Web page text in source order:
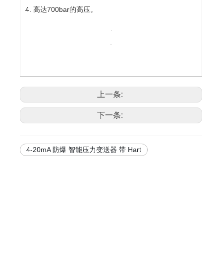
4. 高达700bar的高压。
上一条:
下一条:
4-20mA 防爆 智能压力变送器 带 Hart